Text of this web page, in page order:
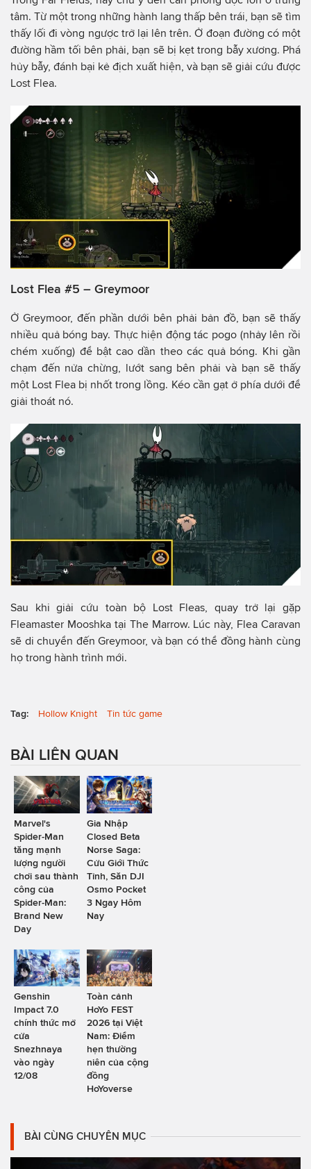
tâm. Từ một trong những hành lang thấp bên trái, bạn sẽ tìm
thấy lối đi vòng ngược trở lại lên trên. Ở đoạn đường có một
đường hầm tối bên phải, bạn sẽ bị kẹt trong bẫy xương. Phá
hủy bẫy, đánh bại kẻ địch xuất hiện, và bạn sẽ giải cứu được
Lost Flea.
Lost Flea #5 – Greymoor
Ở Greymoor, đến phần dưới bên phải bản đồ, bạn sẽ thấy
nhiều quả bóng bay. Thực hiện động tác pogo (nhảy lên rồi
chém xuống) để bật cao dần theo các quả bóng. Khi gần
chạm đến nửa chừng, lướt sang bên phải và bạn sẽ thấy
một Lost Flea bị nhốt trong lồng. Kéo cần gạt ở phía dưới để
giải thoát nó.
Sau khi giải cứu toàn bộ Lost Fleas, quay trở lại gặp
Fleamaster Mooshka tại The Marrow. Lúc này, Flea Caravan
sẽ di chuyển đến Greymoor, và bạn có thể đồng hành cùng
họ trong hành trình mới.
Tag: Hollow Knight Tin tức game
BÀI LIÊN QUAN
Marvel's
Spider-Man
tăng mạnh
lượng người
chơi sau thành
công của
Spider-Man:
Brand New
Day
Gia Nhập
Closed Beta
Norse Saga:
Cửu Giới Thức
Tỉnh, Săn DJI
Osmo Pocket
3 Ngay Hôm
Nay
Genshin
Impact 7.0
chính thức mở
cửa
Snezhnaya
vào ngày
12/08
Toàn cảnh
HoYo FEST
2026 tại Việt
Nam: Điểm
hẹn thường
niên của cộng
đồng
HoYoverse
BÀI CÙNG CHUYÊN MỤC